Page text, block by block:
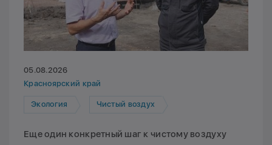
05.08.2026
Красноярский край
Экология Чистый воздух
Еще один конкретный шаг к чистому воздуху